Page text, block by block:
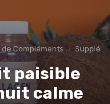
de Compléments
paisible
calme